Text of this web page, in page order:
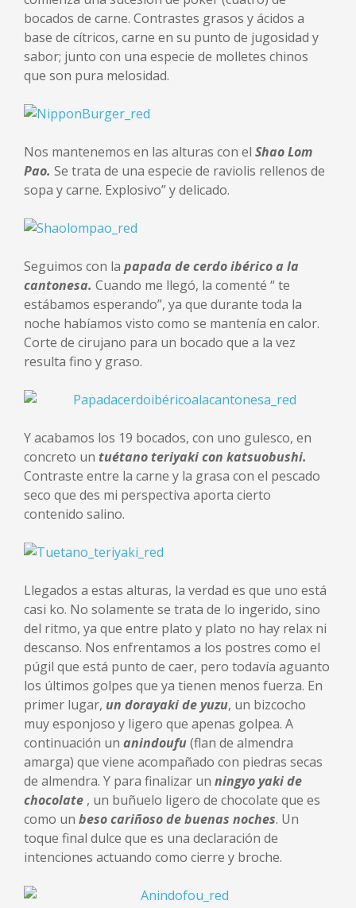
bocados de carne. Contrastes grasos y ácidos a
base de cítricos, carne en su punto de jugosidad y
sabor; junto con una especie de molletes chinos
que son pura melosidad.
Nos mantenemos en las alturas con el Shao Lom
Pao. Se trata de una especie de raviolis rellenos de
sopa y carne. Explosivo” y delicado.
Seguimos con la papada de cerdo ibérico a la
cantonesa. Cuando me llegó, la comenté “ te
estábamos esperando”, ya que durante toda la
noche habíamos visto como se mantenía en calor.
Corte de cirujano para un bocado que a la vez
resulta fino y graso.
Y acabamos los 19 bocados, con uno gulesco, en
concreto un tuétano teriyaki con katsuobushi.
Contraste entre la carne y la grasa con el pescado
seco que des mi perspectiva aporta cierto
contenido salino.
Llegados a estas alturas, la verdad es que uno está
casi ko. No solamente se trata de lo ingerido, sino
del ritmo, ya que entre plato y plato no hay relax ni
descanso. Nos enfrentamos a los postres como el
púgil que está punto de caer, pero todavía aguanto
los últimos golpes que ya tienen menos fuerza. En
primer lugar, un dorayaki de yuzu, un bizcocho
muy esponjoso y ligero que apenas golpea. A
continuación un anindoufu(flan de almendra
amarga) que viene acompañado con piedras secas
de almendra. Y para finalizar un ningyo yaki de
chocolate , un buñuelo ligero de chocolate que es
como un beso cariñoso de buenas noches. Un
toque final dulce que es una declaración de
intenciones actuando como cierre y broche.